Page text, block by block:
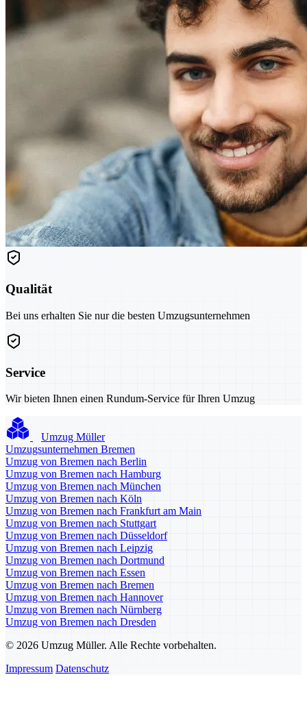
Qualität
Bei uns erhalten Sie nur die besten Umzugsunternehmen
Service
Wir bieten Ihnen einen Rundum-Service für Ihren Umzug
Umzug Müller
Umzugsunternehmen Bremen
Umzug von Bremen nach Berlin
Umzug von Bremen nach Hamburg
Umzug von Bremen nach München
Umzug von Bremen nach Köln
Umzug von Bremen nach Frankfurt am Main
Umzug von Bremen nach Stuttgart
Umzug von Bremen nach Düsseldorf
Umzug von Bremen nach Leipzig
Umzug von Bremen nach Dortmund
Umzug von Bremen nach Essen
Umzug von Bremen nach Bremen
Umzug von Bremen nach Hannover
Umzug von Bremen nach Nürnberg
Umzug von Bremen nach Dresden
© 2026 Umzug Müller. Alle Rechte vorbehalten.
Impressum Datenschutz